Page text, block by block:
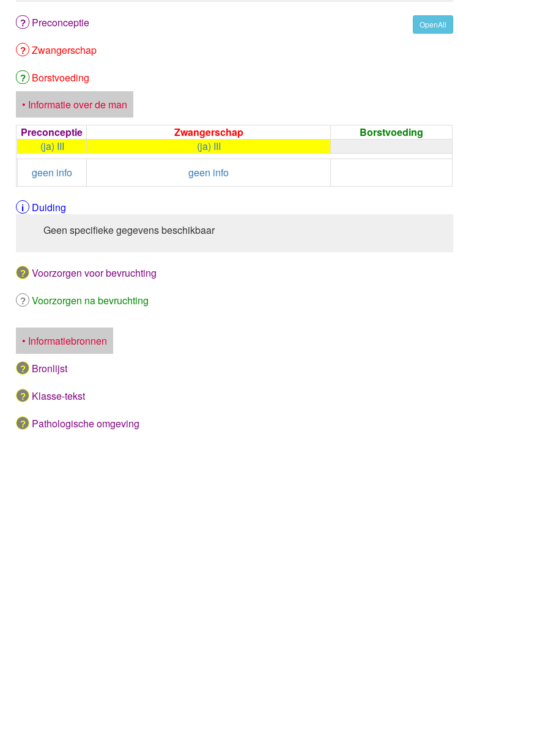
OpenAll
Preconceptie
Zwangerschap
Borstvoeding
• Informatie over de man
Preconceptie
Zwangerschap
Borstvoeding
(ja) III
(ja) III
geen info
geen info
Duiding
Geen specifieke gegevens beschikbaar
Voorzorgen voor bevruchting
Voorzorgen na bevruchting
• Informatiebronnen
Bronlijst
Klasse-tekst
Pathologische omgeving